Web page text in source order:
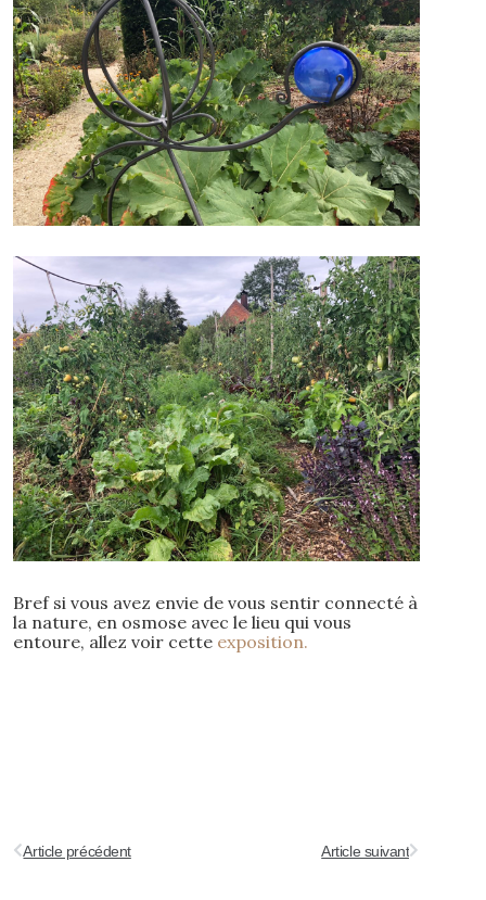
Bref si vous avez envie de vous sentir connecté à
la nature, en osmose avec le lieu qui vous
entoure, allez voir cette exposition.
Article précédent Article suivant